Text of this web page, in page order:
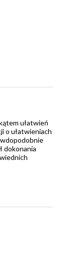
ułatwień
o ułatwieniach
dokonania